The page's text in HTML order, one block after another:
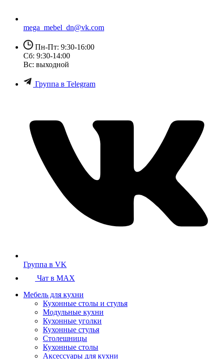
mega_mebel_dn@vk.com
Пн-Пт: 9:30-16:00
Сб: 9:30-14:00
Вс: выходной
Группа в Telegram
Группа в VK
Чат в MAX
Мебель для кухни
Кухонные столы и стулья
Модульные кухни
Кухонные уголки
Кухонные стулья
Столешницы
Кухонные столы
Аксессуары для кухни